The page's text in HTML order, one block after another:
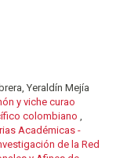
Yeraldín Mejía
y viche curao
colombiano ,
Académicas -
de la Red